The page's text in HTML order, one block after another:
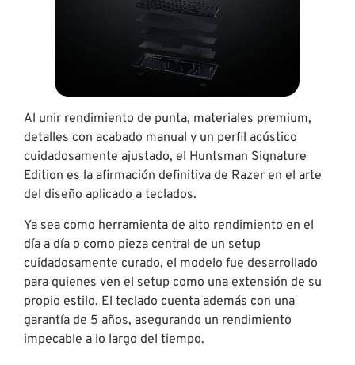
Al unir rendimiento de punta, materiales premium,
detalles con acabado manual y un perfil acústico
cuidadosamente ajustado, el Huntsman Signature
Edition es la afirmación definitiva de Razer en el arte
del diseño aplicado a teclados.
Ya sea como herramienta de alto rendimiento en el
día a día o como pieza central de un setup
cuidadosamente curado, el modelo fue desarrollado
para quienes ven el setup como una extensión de su
propio estilo. El teclado cuenta además con una
garantía de 5 años, asegurando un rendimiento
impecable a lo largo del tiempo.